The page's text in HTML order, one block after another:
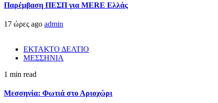
Παρέμβαση ΠΕΣΠ για MERE Ελλάς
17 ώρες ago admin
ΕΚΤΑΚΤΟ ΔΕΛΤΙΟ
ΜΕΣΣΗΝΙΑ
1 min read
Μεσσηνία: Φωτιά στο Αριοχώρι